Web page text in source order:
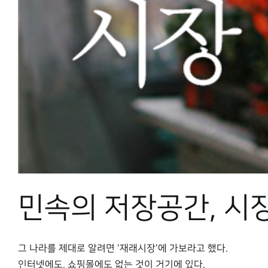
민속의 저장공간, 시
그 나라를 제대로 알려면 '재래시장'에 가보라고 했다.
인터넷에도, 쇼핑몰에도 없는 것이 거기에 있다.